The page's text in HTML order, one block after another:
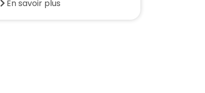
En savoir plus